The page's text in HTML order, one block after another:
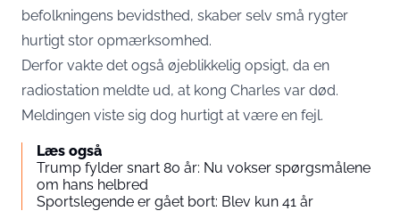
befolkningens bevidsthed, skaber selv små rygter
hurtigt stor opmærksomhed.
Derfor vakte det også øjeblikkelig opsigt, da en
radiostation meldte ud, at kong Charles var død.
Meldingen viste sig dog hurtigt at være en fejl.
Læs også
Trump fylder snart 80 år: Nu vokser spørgsmålene
om hans helbred
Sportslegende er gået bort: Blev kun 41 år